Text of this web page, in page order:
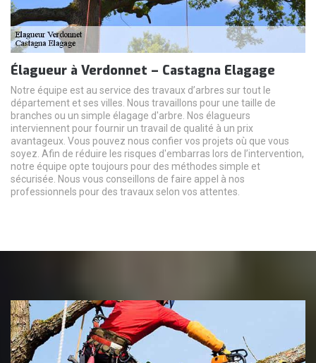
Élagueur à Verdonnet – Castagna Elagage
Notre équipe est au service des travaux d’arbres sur tout le
département et ses villes. Nous travaillons pour une taille de
branches ou un simple élagage d'arbre. Nos élagueurs
interviennent pour fournir un travail de qualité à un prix
avantageux. Vous pouvez nous confier vos projets où que vous
soyez. Afin de réduire les risques d'embarras lors de l’intervention,
notre équipe opte toujours pour des méthodes simple et
sécurisée. Nous vous conseillons de faire appel à nos
professionnels pour des travaux selon vos attentes.